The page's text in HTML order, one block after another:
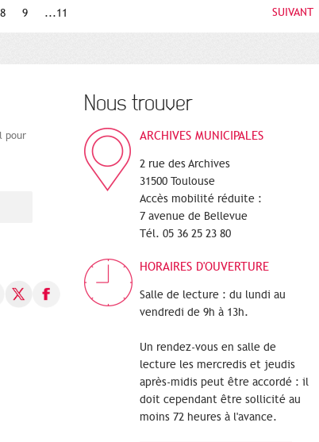
8 9 ...11 SUIVANT
pour
Nous trouver
ARCHIVES MUNICIPALES
2 rue des Archives
31500 Toulouse
Accès mobilité réduite :
7 avenue de Bellevue
Tél. 05 36 25 23 80
HORAIRES D'OUVERTURE
Salle de lecture : du lundi au
vendredi de 9h à 13h.
Un rendez-vous en salle de
lecture les mercredis et jeudis
après-midis peut être accordé : il
doit cependant être sollicité au
moins 72 heures à l'avance.